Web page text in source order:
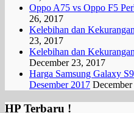
Oppo A75 vs Oppo F5
26, 2017
Kelebihan dan
23, 2017
Kelebihan dan
December 23, 2017
Harga Samsung Galaxy
Desember 2017
HP Terbaru !